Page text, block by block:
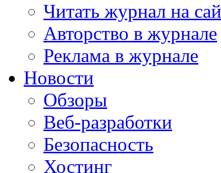
Читать журнал на
Авторство в журнале
Реклама в журнале
Новости
Обзоры
Веб-разработки
Безопасность
Хостинг